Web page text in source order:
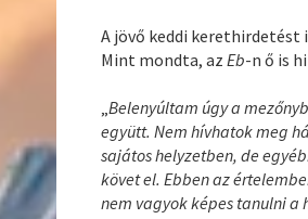
A jövő keddi
Mint mondta, azEb-n ő is
„Belenyúltam úgy a
együtt. Nem hívhatok meg
sajátos helyzetben, de
követ el. Ebben az
nem vagyok képes tanulni a